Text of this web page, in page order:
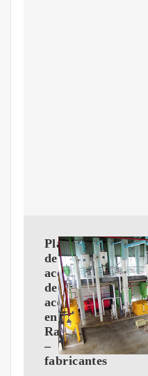
Planta
de
acondicionamiento
de
aceite
en
Rajkot
–
fabricantes